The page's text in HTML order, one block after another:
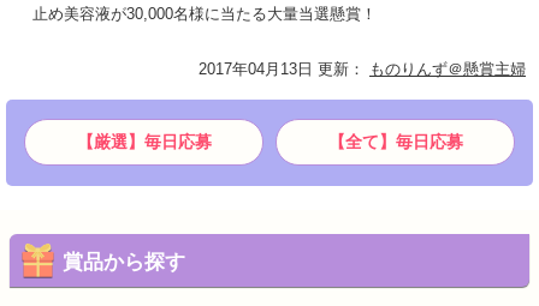
止め美容液が30,000名様に当たる大量当選懸賞！
2017年04月13日 更新 ： ものりんず＠懸賞主婦
【厳選】毎日応募 【全て】毎日応募
賞品から探す